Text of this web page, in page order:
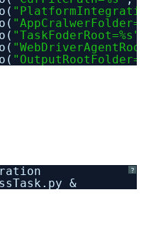
"TaskFoderRoot=%s"
?
&